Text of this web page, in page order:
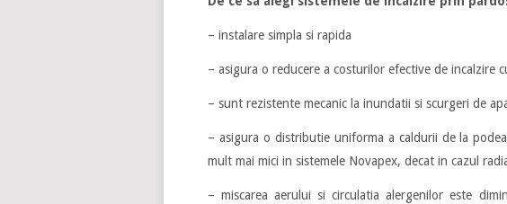
– instalare simpla si rapida
– asigura o reducere a costurilor efective de incalzire
– sunt rezistente mecanic la inundatii si scurgeri de
– asigura o distributie uniforma a caldurii de la
mult mai mici in sistemele Novapex, decat in cazul
– miscarea aerului si circulatia alergenilor este